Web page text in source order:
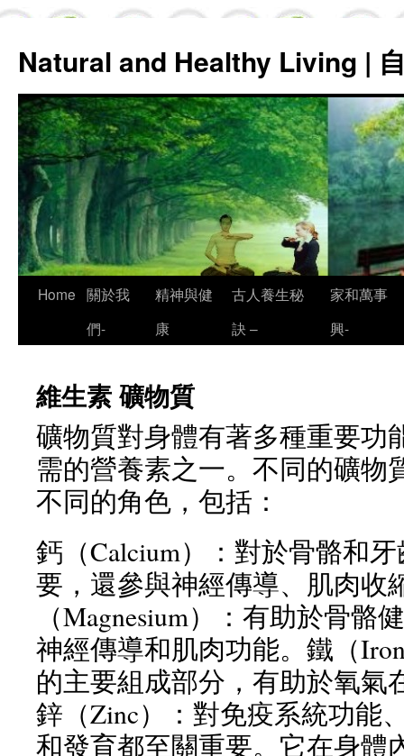
Natural and Healthy Living |
Skip
Home 關於我
們-
精神與健
康
古人養生秘
訣 –
家和萬事
興-
維生素 礦物質
礦物質對身體有著多種重要功
需的營養素之一。不同的礦物
不同的角色，包括：
鈣（Calcium）：對於骨骼和
要，還參與神經傳導、肌肉收
（Magnesium）：有助於骨骼
神經傳導和肌肉功能。鐵（
的主要組成部分，有助於氧氣
鋅（Zinc）：對免疫系統功能
和發育都至關重要。它在身體